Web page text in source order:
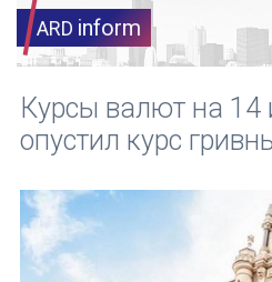
ARD inform
Курсы валют на
опустил курс